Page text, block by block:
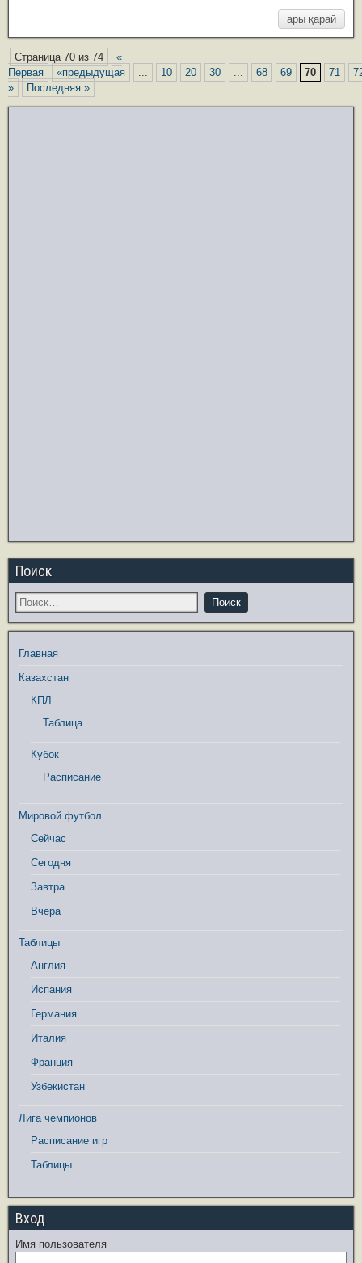
ары қарай
Страница 70 из 74
«
Первая
«предыдущая ... 10 20 30 ... 68 69 70 71
»
Последняя »
Поиск
Главная
Казахстан
КПЛ
Таблица
Кубок
Расписание
Мировой футбол
Сейчас
Сегодня
Завтра
Вчера
Таблицы
Англия
Испания
Германия
Италия
Франция
Узбекистан
Лига чемпионов
Расписание игр
Таблицы
Вход
Имя пользователя